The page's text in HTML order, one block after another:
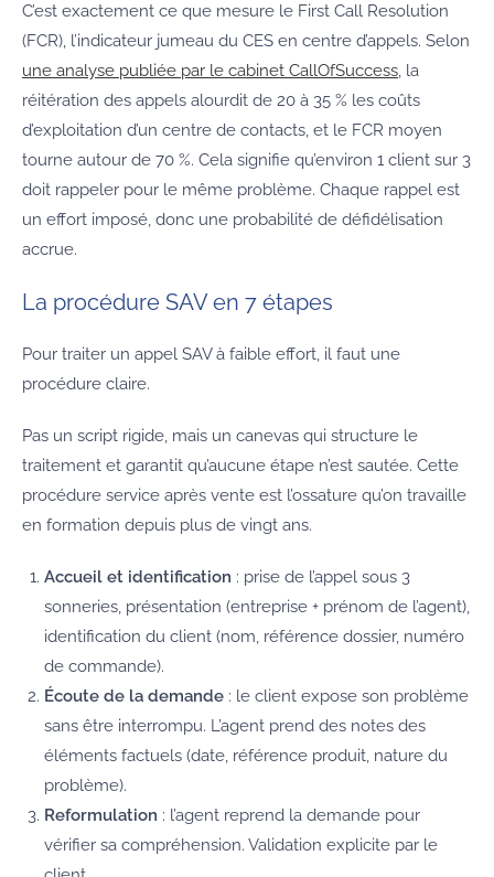
C’est exactement ce que mesure le First Call Resolution
(FCR), l’indicateur jumeau du CES en centre d’appels. Selon
une analyse publiée par le cabinet CallOfSuccess, la
réitération des appels alourdit de 20 à 35 % les coûts
d’exploitation d’un centre de contacts, et le FCR moyen
tourne autour de 70 %. Cela signifie qu’environ 1 client sur 3
doit rappeler pour le même problème. Chaque rappel est
un effort imposé, donc une probabilité de défidélisation
accrue.
La procédure SAV en 7 étapes
Pour traiter un appel SAV à faible effort, il faut une
procédure claire.
Pas un script rigide, mais un canevas qui structure le
traitement et garantit qu’aucune étape n’est sautée. Cette
procédure service après vente est l’ossature qu’on travaille
en formation depuis plus de vingt ans.
Accueil et identification : prise de l’appel sous 3
sonneries, présentation (entreprise + prénom de l’agent),
identification du client (nom, référence dossier, numéro
de commande).
Écoute de la demande : le client expose son problème
sans être interrompu. L’agent prend des notes des
éléments factuels (date, référence produit, nature du
problème).
Reformulation : l’agent reprend la demande pour
vérifier sa compréhension. Validation explicite par le